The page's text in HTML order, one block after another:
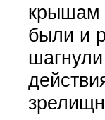
крышам
были и